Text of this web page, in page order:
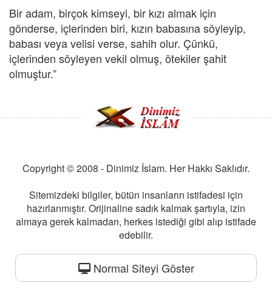
Bir adam, birçok kimseyi, bir kızı almak için
gönderse, içlerinden biri, kızın babasına söyleyip,
babası veya velisi verse, sahih olur. Çünkü,
içlerinden söyleyen vekil olmuş, ötekiler şahit
olmuştur.”
Copyright © 2008 - Dinimiz İslam. Her Hakkı Saklıdır.
Sitemizdeki bilgiler, bütün insanların istifadesi için
hazırlanmıştır. Orijinaline sadık kalmak şartıyla, izin
almaya gerek kalmadan, herkes istediği gibi alıp istifade
edebilir.
Normal Siteyi Göster